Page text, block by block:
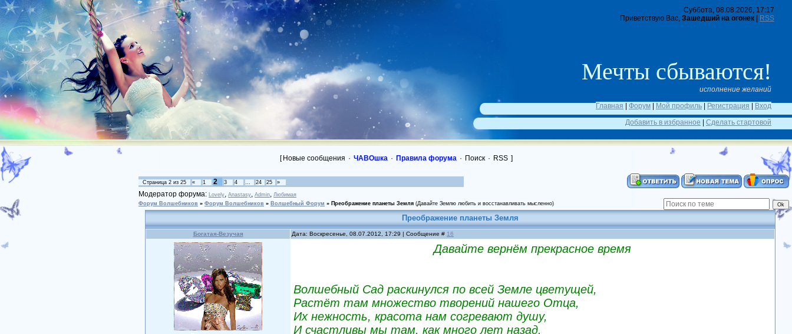
Суббота, 08.08.2026, 17:17
Приветствую Вас, Зашедший на огонек RSS
Мечты сбываются!
исполнение желаний
Главная
Форум Мой профиль Регистрация
Вход
Добавить в избранное
Сделать стартовой
[ Новые сообщения · ЧАВОшка · Правила форума · Поиск · RSS ]
Страница 2 из 25 « 1 2 3 4 … 24 25 »
Модератор форума: Lovely, Anastasy, Admin, Любимая
Форум Волшебников » Форум Волшебников » Волшебный Форум » Преображение планеты Земля (Давайте Землю любить и восстанавливать мысленно)
Преображение планеты Земля
Богатая-Везучая Дата: Воскресенье, 08.07.2012, 17:29 | Сообщение # 16
Давайте вернём прекрасное время
Волшебный Сад раскинулся по всей Земле цветущей,
Растёт там множество творений нашего Отца,
Их нежность, красота нам согревают душу,
И счастливы мы там, как много лет назад.